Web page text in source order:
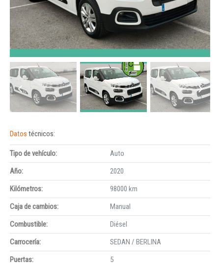
Datos técnicos:
Tipo de vehículo:
Auto
Año:
2020
Kilómetros:
98000 km
Caja de cambios:
Manual
Combustible:
Diésel
Carrocería:
SEDAN / BERLINA
Puertas:
5